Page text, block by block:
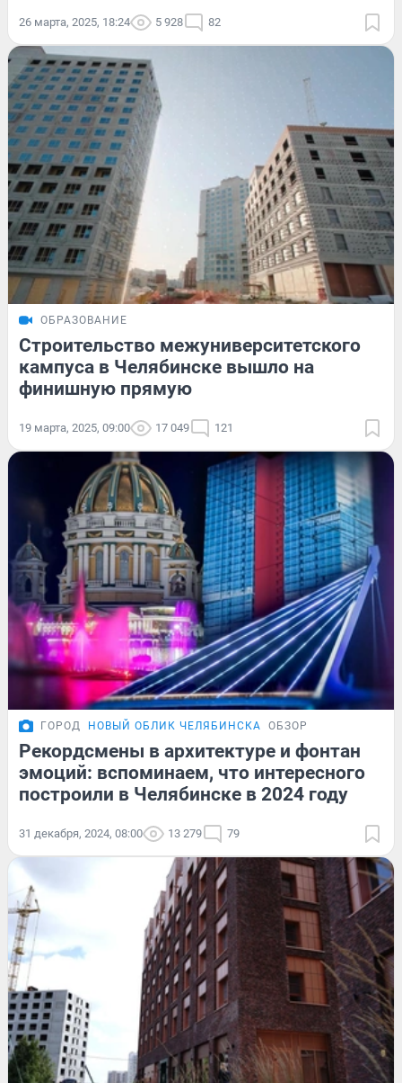
26 марта, 2025, 18:24 5 928 82
ОБРАЗОВАНИЕ
Строительство межуниверситетского
кампуса в Челябинске вышло на
финишную прямую
19 марта, 2025, 09:00 17 049 121
ГОРОД НОВЫЙ ОБЛИК ЧЕЛЯБИНСКА ОБЗОР
Рекордсмены в архитектуре и фонтан
эмоций: вспоминаем, что интересного
построили в Челябинске в 2024 году
31 декабря, 2024, 08:00 13 279 79